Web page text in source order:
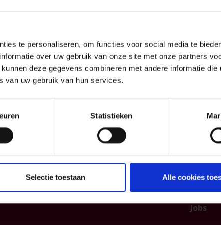
te personaliseren, om functies voor social media te
over uw gebruik van onze site met onze partners
deze gegevens combineren met andere informatie die
van uw gebruik van hun services.
Statistieken
Selectie toestaan Alle cookies
Informatiefiches
Algemene voorwaarden
Klachtenmanagement
Over
Jobs